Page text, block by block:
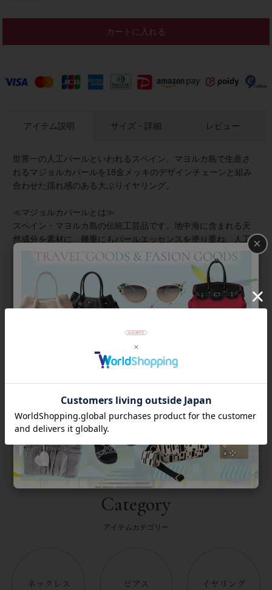
カートに入れる
アイテム説明
世界一の人工パールといわれるスペイン、マヨルカ島で生産さ
れるマジョルカパールを18金メッキのデザインチェーンと組み
合わせた揺れ感のある大ぶりイヤリング。
≪マジョルカパールとは≫
スペイン・マヨルカ島の伝統工芸品です。地中海に含まれる天
然成分を素材に、幾重にもパールエッセンスを塗り重ね、人工
でありながらも、天然真珠さながらの内側から輝くような光
沢・色合い・巻の厚みを再現。天然真珠よりも傷が付きにく
く、汗や化粧水による品質変化が少ないため扱いやすく、気軽
に装えるのもマジョルカパールの魅力です。
サイズ・詳細 レビュー
返品について
Category
アイテムカテゴリー
×